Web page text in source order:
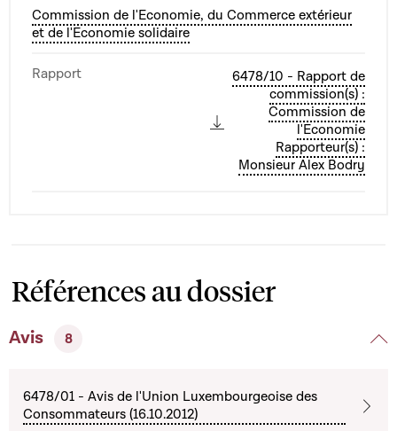
Commission de l'Economie, du Commerce extérieur
et de l'Economie solidaire
Rapport
6478/10 - Rapport de
commission(s) :
Commission de
l'Economie
Rapporteur(s) :
Monsieur Alex Bodry
Références au dossier
Avis 8
6478/01 - Avis de l'Union Luxembourgeoise des
Consommateurs (16.10.2012)